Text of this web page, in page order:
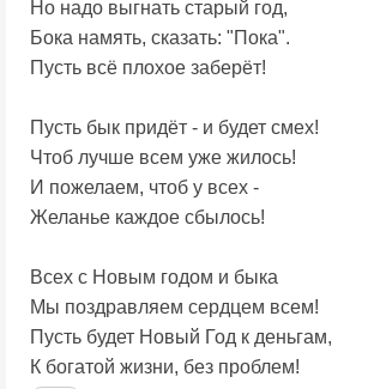
Но надо выгнать старый год,
Бока намять, сказать: "Пока".
Пусть всё плохое заберёт!
Пусть бык придёт - и будет смех!
Чтоб лучше всем уже жилось!
И пожелаем, чтоб у всех -
Желанье каждое сбылось!
Всех с Новым годом и быка
Мы поздравляем сердцем всем!
Пусть будет Новый Год к деньгам,
К богатой жизни, без проблем!